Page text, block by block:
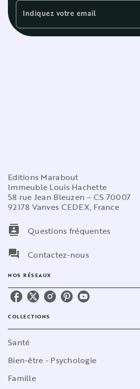
Indiquez votre email
Editions Marabout
Immeuble Louis Hachette
58 rue Jean Bleuzen – CS 70007
92178 Vanves CEDEX, France
contacts
Questions fréquentes
question_answer
Contactez-nous
NOS RÉSEAUX
COLLECTIONS
Santé
Bien-être - Psychologie
Famille